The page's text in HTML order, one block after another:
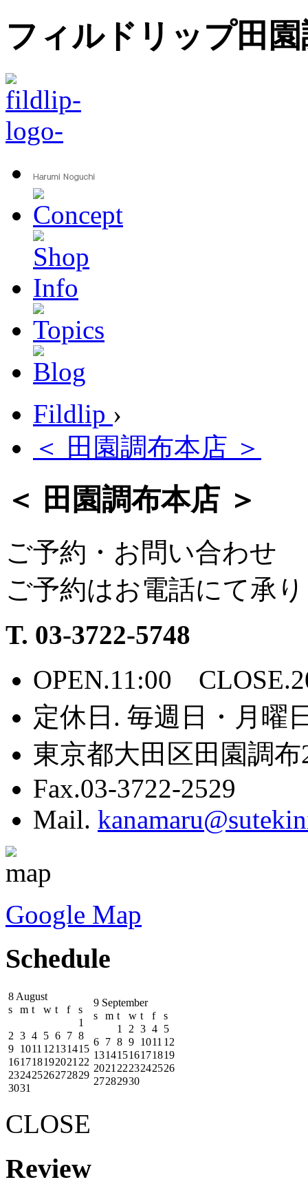
フィルドリップ田
Fildlip ›
＜ 田園調布本店 ＞
＜ 田園調布本店 ＞
ご予約・お問い合わせ
ご予約はお電話にて承
T. 03-3722-5748
OPEN.11:00
定休日. 毎週日・月曜
東京都大田区田園調
Fax.03-3722-2529
Mail.
Google Map
Schedule
8 August
s
m t w t f
s
1
2 3 4 5 6 7 8
9 1011 12131415
161718192021 22
23242526272829
3031
9 September
s
m t w t f
s
1
2 3 4 5
6 7 8 9 1011 12
13141516171819
2021 2223242526
27282930
CLOSE
Review